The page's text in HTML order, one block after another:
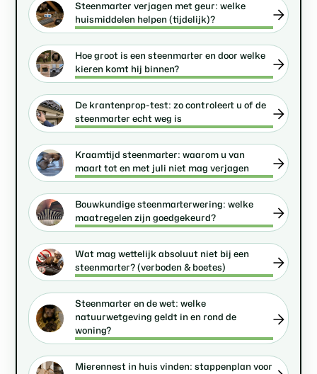
Steenmarter verjagen met geur: welke
huismiddelen helpen (tijdelijk)?
Hoe groot is een steenmarter en door welke
kieren komt hij binnen?
De krantenprop-test: zo controleert u of de
steenmarter echt weg is
Kraamtijd steenmarter: waarom u van
maart tot en met juli niet mag verjagen
Bouwkundige steenmarterwering: welke
maatregelen zijn goedgekeurd?
Wat mag wettelijk absoluut niet bij een
steenmarter? (verboden & boetes)
Steenmarter en de wet: welke
natuurwetgeving geldt in en rond de
woning?
Mierennest in huis vinden: stappenplan voor